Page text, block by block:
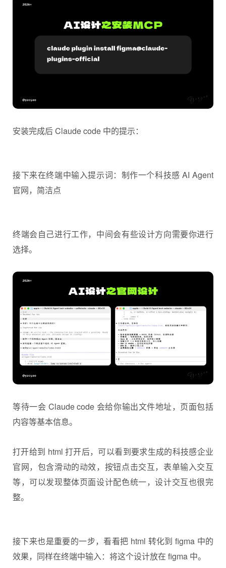
Agent 统筹需求：输入企业介绍、业务板块，
Claude 梳理官网栏目结构、首页文案、板块内
容，完成全站点文案定稿；
视觉稿，一边通过 Claude Code 自动生成对应
claude plugin install figma@claude-plugins-official
安装完成后 Claude code 中的提示：
接下来在终端中输入提示词：制作一个科技感 AI Agent